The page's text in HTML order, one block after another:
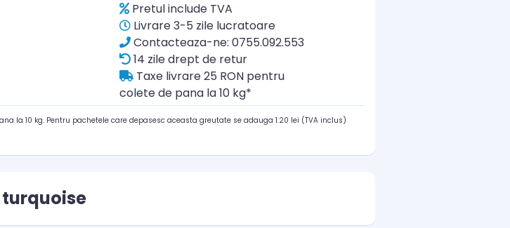
Pretul include TVA
Livrare 3-5 zile lucratoare
Contacteaza-ne: 0755.092.553
14 zile drept de retur
Taxe livrare 25 RON pentru
colete de pana la 10 kg*
la 10 kg. Pentru pachetele care depasesc aceasta greutate se adauga 1.20 lei (TVA inclus)
turquoise